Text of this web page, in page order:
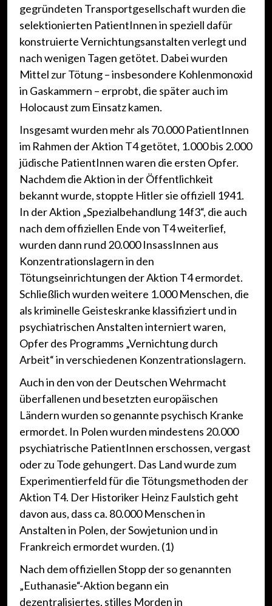
gegründeten Transportgesellschaft wurden die
selektionierten PatientInnen in speziell dafür
konstruierte Vernichtungsanstalten verlegt und
nach wenigen Tagen getötet. Dabei wurden
Mittel zur Tötung – insbesondere Kohlenmonoxid
in Gaskammern – erprobt, die später auch im
Holocaust zum Einsatz kamen.
Insgesamt wurden mehr als 70.000 PatientInnen
im Rahmen der Aktion T4 getötet, 1.000 bis 2.000
jüdische PatientInnen waren die ersten Opfer.
Nachdem die Aktion in der Öffentlichkeit
bekannt wurde, stoppte Hitler sie offiziell 1941.
In der Aktion „Spezialbehandlung 14f3“, die auch
nach dem offiziellen Ende von T4 weiterlief,
wurden dann rund 20.000 InsassInnen aus
Konzentrationslagern in den
Tötungseinrichtungen der Aktion T4 ermordet.
Schließlich wurden weitere 1.000 Menschen, die
als kriminelle Geisteskranke klassifiziert und in
psychiatrischen Anstalten interniert waren,
Opfer des Programms „Vernichtung durch
Arbeit“ in verschiedenen Konzentrationslagern.
Auch in den von der Deutschen Wehrmacht
überfallenen und besetzten europäischen
Ländern wurden so genannte psychisch Kranke
ermordet. In Polen wurden mindestens 20.000
psychiatrische PatientInnen erschossen, vergast
oder zu Tode gehungert. Das Land wurde zum
Experimentierfeld für die Tötungsmethoden der
Aktion T4. Der Historiker Heinz Faulstich geht
davon aus, dass ca. 80.000 Menschen in
Anstalten in Polen, der Sowjetunion und in
Frankreich ermordet wurden. (1)
Nach dem offiziellen Stopp der so genannten
„Euthanasie“-Aktion begann ein
dezentralisiertes, stilles Morden in